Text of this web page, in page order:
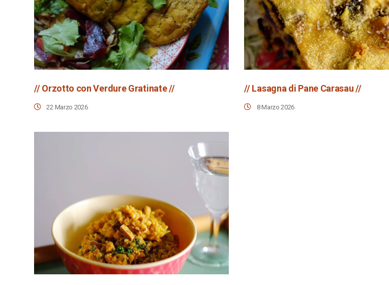
// Orzotto con Verdure Gratinate //
22 Marzo 2026
// Lasagna di Pane Carasau //
8 Marzo 2026